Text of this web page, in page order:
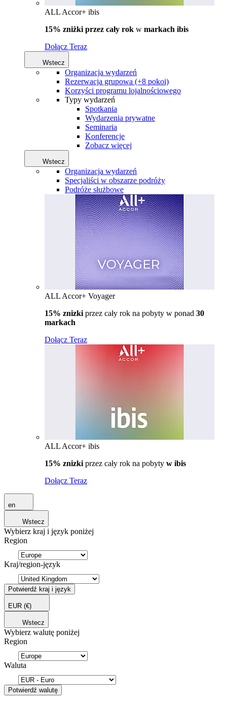
ALL Accor+ ibis
15% zniżki przez cały rok w markach ibis
Dołącz Teraz
Wstecz
Organizacja wydarzeń
Rezerwacja grupowa (+8 pokoi)
Korzyści programu lojalnościowego
Typy wydarzeń
Spotkania
Wydarzenia prywatne
Seminaria
Konferencje
Zobacz więcej
Wstecz
Organizacja wydarzeń
Specjaliści w obszarze podróży
Podróże służbowe
ALL Accor+ Voyager
15% znizki przez cały rok na pobyty w ponad 30
markach
Dołącz Teraz
ALL Accor+ ibis
15% znizki przez cały rok na pobyty w ibis
Dołącz Teraz
en
Wstecz
Wybierz kraj i język poniżej
Region
Kraj/region-język
Potwierdź kraj i język
EUR (€)
Wstecz
Wybierz walutę poniżej
Region
Waluta
Potwierdź walutę